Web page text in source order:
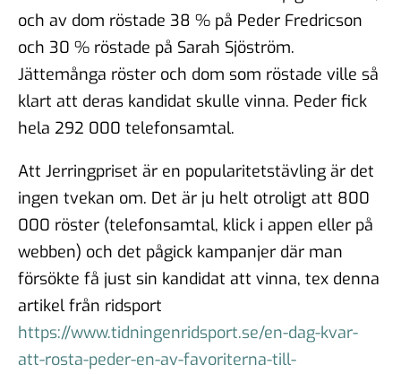
och av dom röstade 38 % på Peder Fredricson
och 30 % röstade på Sarah Sjöström.
Jättemånga röster och dom som röstade ville så
klart att deras kandidat skulle vinna. Peder fick
hela 292 000 telefonsamtal.
Att Jerringpriset är en popularitetstävling är det
ingen tvekan om. Det är ju helt otroligt att 800
000 röster (telefonsamtal, klick i appen eller på
webben) och det pågick kampanjer där man
försökte få just sin kandidat att vinna, tex denna
artikel från ridsport
https://www.tidningenridsport.se/en-dag-kvar-
att-rosta-peder-en-av-favoriterna-till-